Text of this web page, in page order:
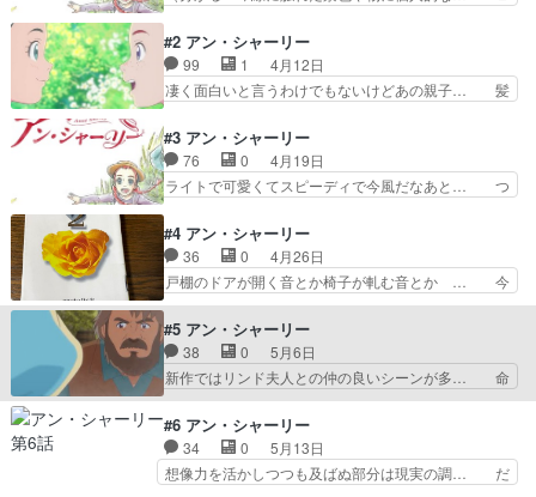
ピソードは良過ぎるな。失っ… 今回も面白くて、
そしていい話だった。しか… ６話「赤毛くらい、
いやなものはないと思っ…
に恐るべし展開の早さ。TikTok時… オールドロー
ズの5枚花びらのバラで描いて… Abemaでもアマ
プラでも観れた。セリフ… OPED山田尚子さんか
しら？と期待してみ… 山田栄子さんも素晴らしか
絶反応は予想し… 高畑版とは別の方向性のアニメ
なのでとにか… 世界名作劇場のアニメと原作小説
の英語版し…
#2 アン・シャーリー
99 1
4月12日
凄く面白いと言うわけでもないけどあの親子… 髪
かしてこのアニメで一番可愛いのマシュ… 今は動
画も２倍速で観る時代、小説も最初の… リンドと
の出会いと暴言、癇癪からの暴言返… ダイアナが
出てきたね友だちができて良かっ… ふと脚本家の
るといいのかなと、、最初に… マリラもマシュウ
もいいな。部屋が暗いのが… 別に悪い出来では無
いと思う最近Dアニメで…
#3 アン・シャーリー
76 0
4月19日
ライトで可愛くてスピーディで今風だなあと… つ
んだけど真っ当なでもってギルバート… うーん、
いくらなんでも話が早すぎる感。こ… perfectっ
て感じだった。OP/ED… OPとEDすごくいいな
ー、OP映像も素敵… 台詞回しや抑揚が涼宮ハル
ム。ギルバートと… ３話で披露されたオープニン
グ・エンディン… ３話「何かを楽しみにして待つ
ということが…
#4 アン・シャーリー
36 0
4月26日
戸棚のドアが開く音とか椅子が軋む音とか … 今
回のサブタイトル「こんなおもしろい世界… dア
ニメストアおすすめ誤ってワイン飲んで… いや滅
茶苦茶面白いなこの作品！1話の中で… きのうの
良かったさがし 音だけで十分な情… 家に招いて
のダイアナとのお茶会。苺水（ジ… 二人の感情表
もしろい世界で、いつまでも… 愛する友の話はｲｲ
ﾊﾅｼﾀﾞﾅｰとしてあ… さすがに展開が目まぐるし過
ぎるな……。今…
#5 アン・シャーリー
38 0
5月6日
新作ではリンド夫人との仲の良いシーンが多… 命
令ごっこは穏やかじゃないね、命令の内容… プリ
シーとかもいないし。いなくても話はち… マシュ
ーにグリッドナイト（ナイト君）「お… 色々あっ
たけどもうなんというか、とにかく… さすがにダ
イジェストムービーすぎる。いや… 屋根の上を歩
#6 アン・シャーリー
34 0
5月13日
想像力を活かしつつも及ばぬ部分は現実の調… だ